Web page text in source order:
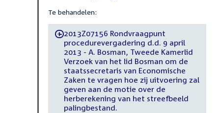
Te behandelen:
-2013Z07156 Rondvraagpunt
procedurevergadering d.d. 9 april
2013 - A. Bosman, Tweede Kamerlid
Verzoek van het lid Bosman om de
staatssecretaris van Economische
Zaken te vragen hoe zij uitvoering zal
geven aan de motie over de
herberekening van het streefbeeld
palingbestand.